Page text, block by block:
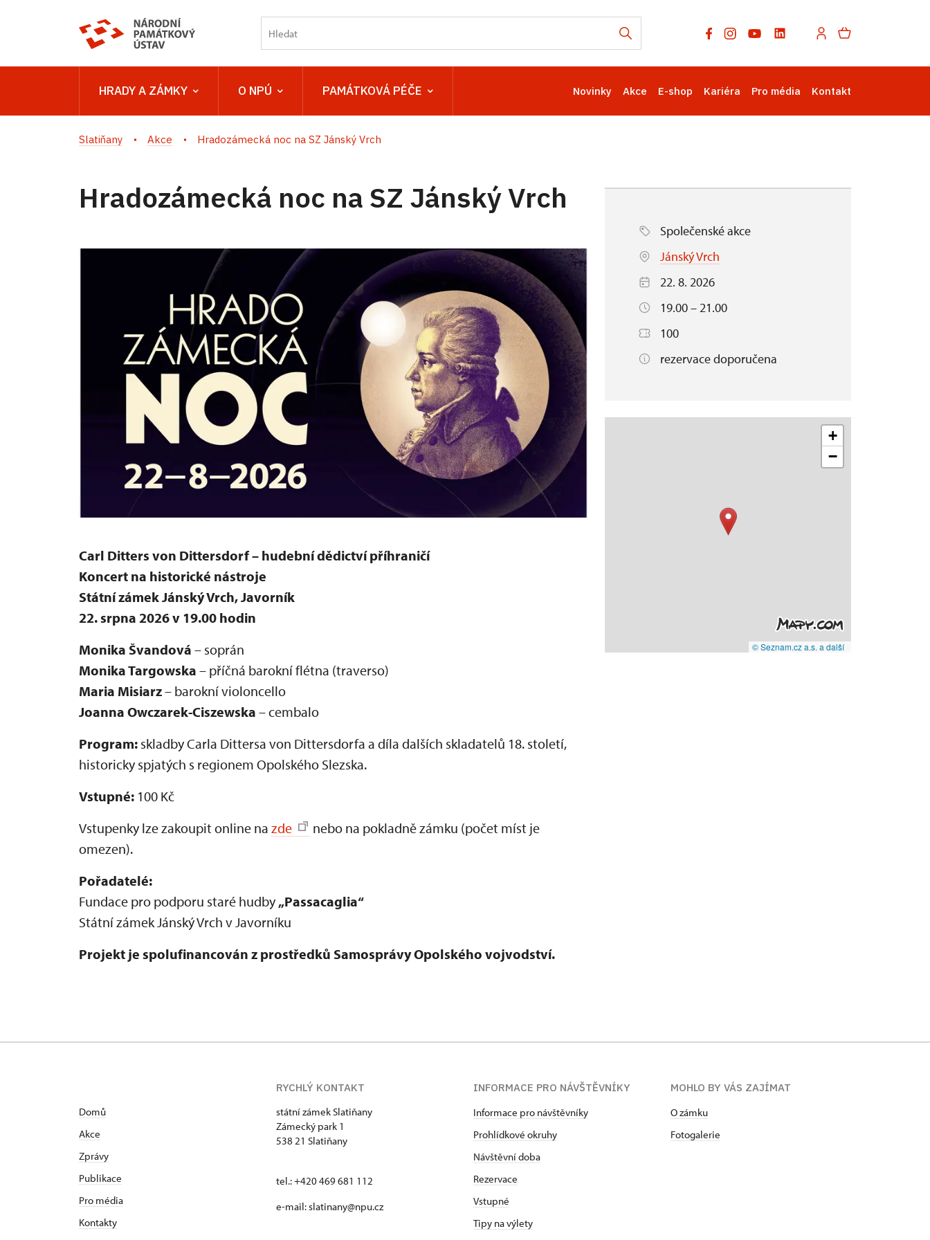
HRADY A ZÁMKY O NPÚ PAMÁTKOVÁ PÉČE Novinky Akce E-shop Kariéra Pro média Kontakt
Slatiňany Akce Hradozámecká noc na SZ Jánský Vrch
Hradozámecká noc na SZ Jánský Vrch
Carl Ditters von Dittersdorf – hudební dědictví příhraničí
Koncert na historické nástroje
Státní zámek Jánský Vrch, Javorník
22. srpna 2026 v 19.00 hodin
Monika Švandová – soprán
Monika Targowska – příčná barokní flétna (traverso)
Maria Misiarz– barokní violoncello
Joanna Owczarek-Ciszewska – cembalo
Program: skladby Carla Dittersa von Dittersdorfa a díla dalších skladatelů 18. století,
historicky spjatých s regionem Opolského Slezska.
Vstupné: 100 Kč
Vstupenky lze zakoupit online na zde
nebo na pokladně zámku (počet míst je
omezen).
Pořadatelé:
Fundace pro podporu staré hudby „Passacaglia“
Státní zámek Jánský Vrch v Javorníku
Projekt je spolufinancován z prostředků Samosprávy Opolského vojvodství.
Společenské akce
Jánský Vrch
22. 8. 2026
19.00 – 21.00
100
rezervace doporučena
+
−
© Seznam.cz a.s. a další
Domů
Akce
Zprávy
Publikace
Pro média
Kontakty
RYCHLÝ KONTAKT
státní zámek Slatiňany
Zámecký park 1
538 21 Slatiňany
tel.: +420 469 681 112
e-mail: slatinany@npu.cz
INFORMACE PRO NÁVŠTĚVNÍKY
Informace pro návštěvníky
Prohlídkové okruhy
Návštěvní doba
Rezervace
Vstupné
Tipy na výlety
MOHLO BY VÁS ZAJÍMAT
O zámku
Fotogalerie